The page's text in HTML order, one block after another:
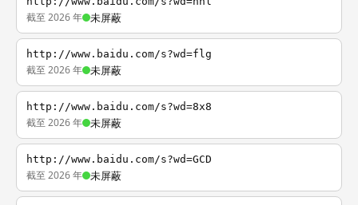
截至 2026 年 未屏蔽
http://www.baidu.com/s?wd=flg
截至 2026 年 未屏蔽
http://www.baidu.com/s?wd=8x8
截至 2026 年 未屏蔽
http://www.baidu.com/s?wd=GCD
截至 2026 年 未屏蔽